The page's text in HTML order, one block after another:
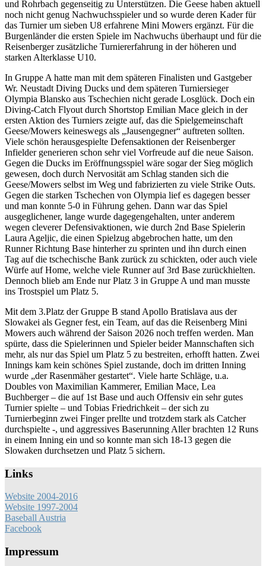
und Rohrbach gegenseitig zu Unterstützen. Die Geese haben aktuell
noch nicht genug Nachwuchsspieler und so wurde deren Kader für
das Turnier um sieben U8 erfahrene Mini Mowers ergänzt. Für die
Burgenländer die ersten Spiele im Nachwuchs überhaupt und für die
Reisenberger zusätzliche Turniererfahrung in der höheren und
starken Alterklasse U10.
In Gruppe A hatte man mit dem späteren Finalisten und Gastgeber
Wr. Neustadt Diving Ducks und dem späteren Turniersieger
Olympia Blansko aus Tschechien nicht gerade Losglück. Doch ein
Diving-Catch Flyout durch Shortstop Emilian Mace gleich in der
ersten Aktion des Turniers zeigte auf, das die Spielgemeinschaft
Geese/Mowers keineswegs als „Jausengegner“ auftreten sollten.
Viele schön herausgespielte Defensaktionen der Reisenberger
Infielder generieren schon sehr viel Vorfreude auf die neue Saison.
Gegen die Ducks im Eröffnungsspiel wäre sogar der Sieg möglich
gewesen, doch durch Nervosität am Schlag standen sich die
Geese/Mowers selbst im Weg und fabrizierten zu viele Strike Outs.
Gegen die starken Tschechen von Olympia lief es dagegen besser
und man konnte 5-0 in Führung gehen. Dann war das Spiel
ausgeglichener, lange wurde dagegengehalten, unter anderem
wegen cleverer Defensivaktionen, wie durch 2nd Base Spielerin
Laura Ageljic, die einen Spielzug abgebrochen hatte, um den
Runner Richtung Base hinterher zu sprinten und ihn durch einen
Tag auf die tschechische Bank zurück zu schickten, oder auch viele
Würfe auf Home, welche viele Runner auf 3rd Base zurückhielten.
Dennoch blieb am Ende nur Platz 3 in Gruppe A und man musste
ins Trostspiel um Platz 5.
Mit dem 3.Platz der Gruppe B stand Apollo Bratislava aus der
Slowakei als Gegner fest, ein Team, auf das die Reisenberg Mini
Mowers auch während der Saison 2026 noch treffen werden. Man
spürte, dass die Spielerinnen und Spieler beider Mannschaften sich
mehr, als nur das Spiel um Platz 5 zu bestreiten, erhofft hatten. Zwei
Innings kam kein schönes Spiel zustande, doch im dritten Inning
wurde „der Rasenmäher gestartet“. Viele harte Schläge, u.a.
Doubles von Maximilian Kammerer, Emilian Mace, Lea
Buchberger – die auf 1st Base und auch Offensiv ein sehr gutes
Turnier spielte – und Tobias Friedrichkeit – der sich zu
Turnierbeginn zwei Finger prellte und trotzdem stark als Catcher
durchspielte -, und aggressives Baserunning Aller brachten 12 Runs
in einem Inning ein und so konnte man sich 18-13 gegen die
Slowaken durchsetzen und Platz 5 sichern.
Links
Website 2004-2016
Website 1997-2004
Baseball Austria
Facebook
Impressum